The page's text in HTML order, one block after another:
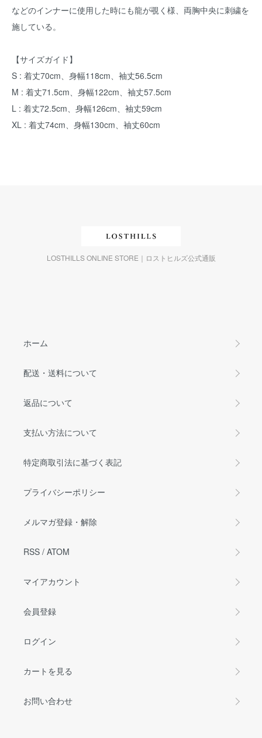
などのインナーに使用した時にも龍が覗く様、両胸中央に刺繍を
施している。
【サイズガイド】
S : 着丈70cm、身幅118cm、袖丈56.5cm
M : 着丈71.5cm、身幅122cm、袖丈57.5cm
L : 着丈72.5cm、身幅126cm、袖丈59cm
XL : 着丈74cm、身幅130cm、袖丈60cm
LOSTHILLS ONLINE STORE｜ロストヒルズ公式通販
ホーム
配送・送料について
返品について
支払い方法について
特定商取引法に基づく表記
プライバシーポリシー
メルマガ登録・解除
RSS / ATOM
マイアカウント
会員登録
ログイン
カートを見る
お問い合わせ